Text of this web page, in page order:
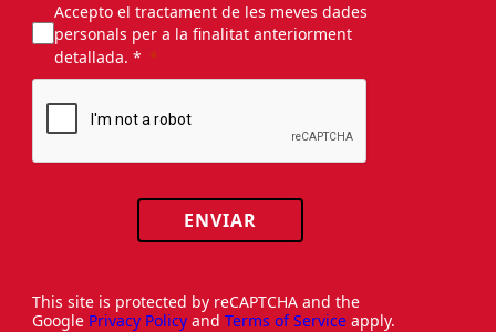
Accepto el tractament de les meves dades
personals per a la finalitat anteriorment
detallada. *
ENVIAR
This site is protected by reCAPTCHA and the
Google Privacy Policy and Terms of Service apply.